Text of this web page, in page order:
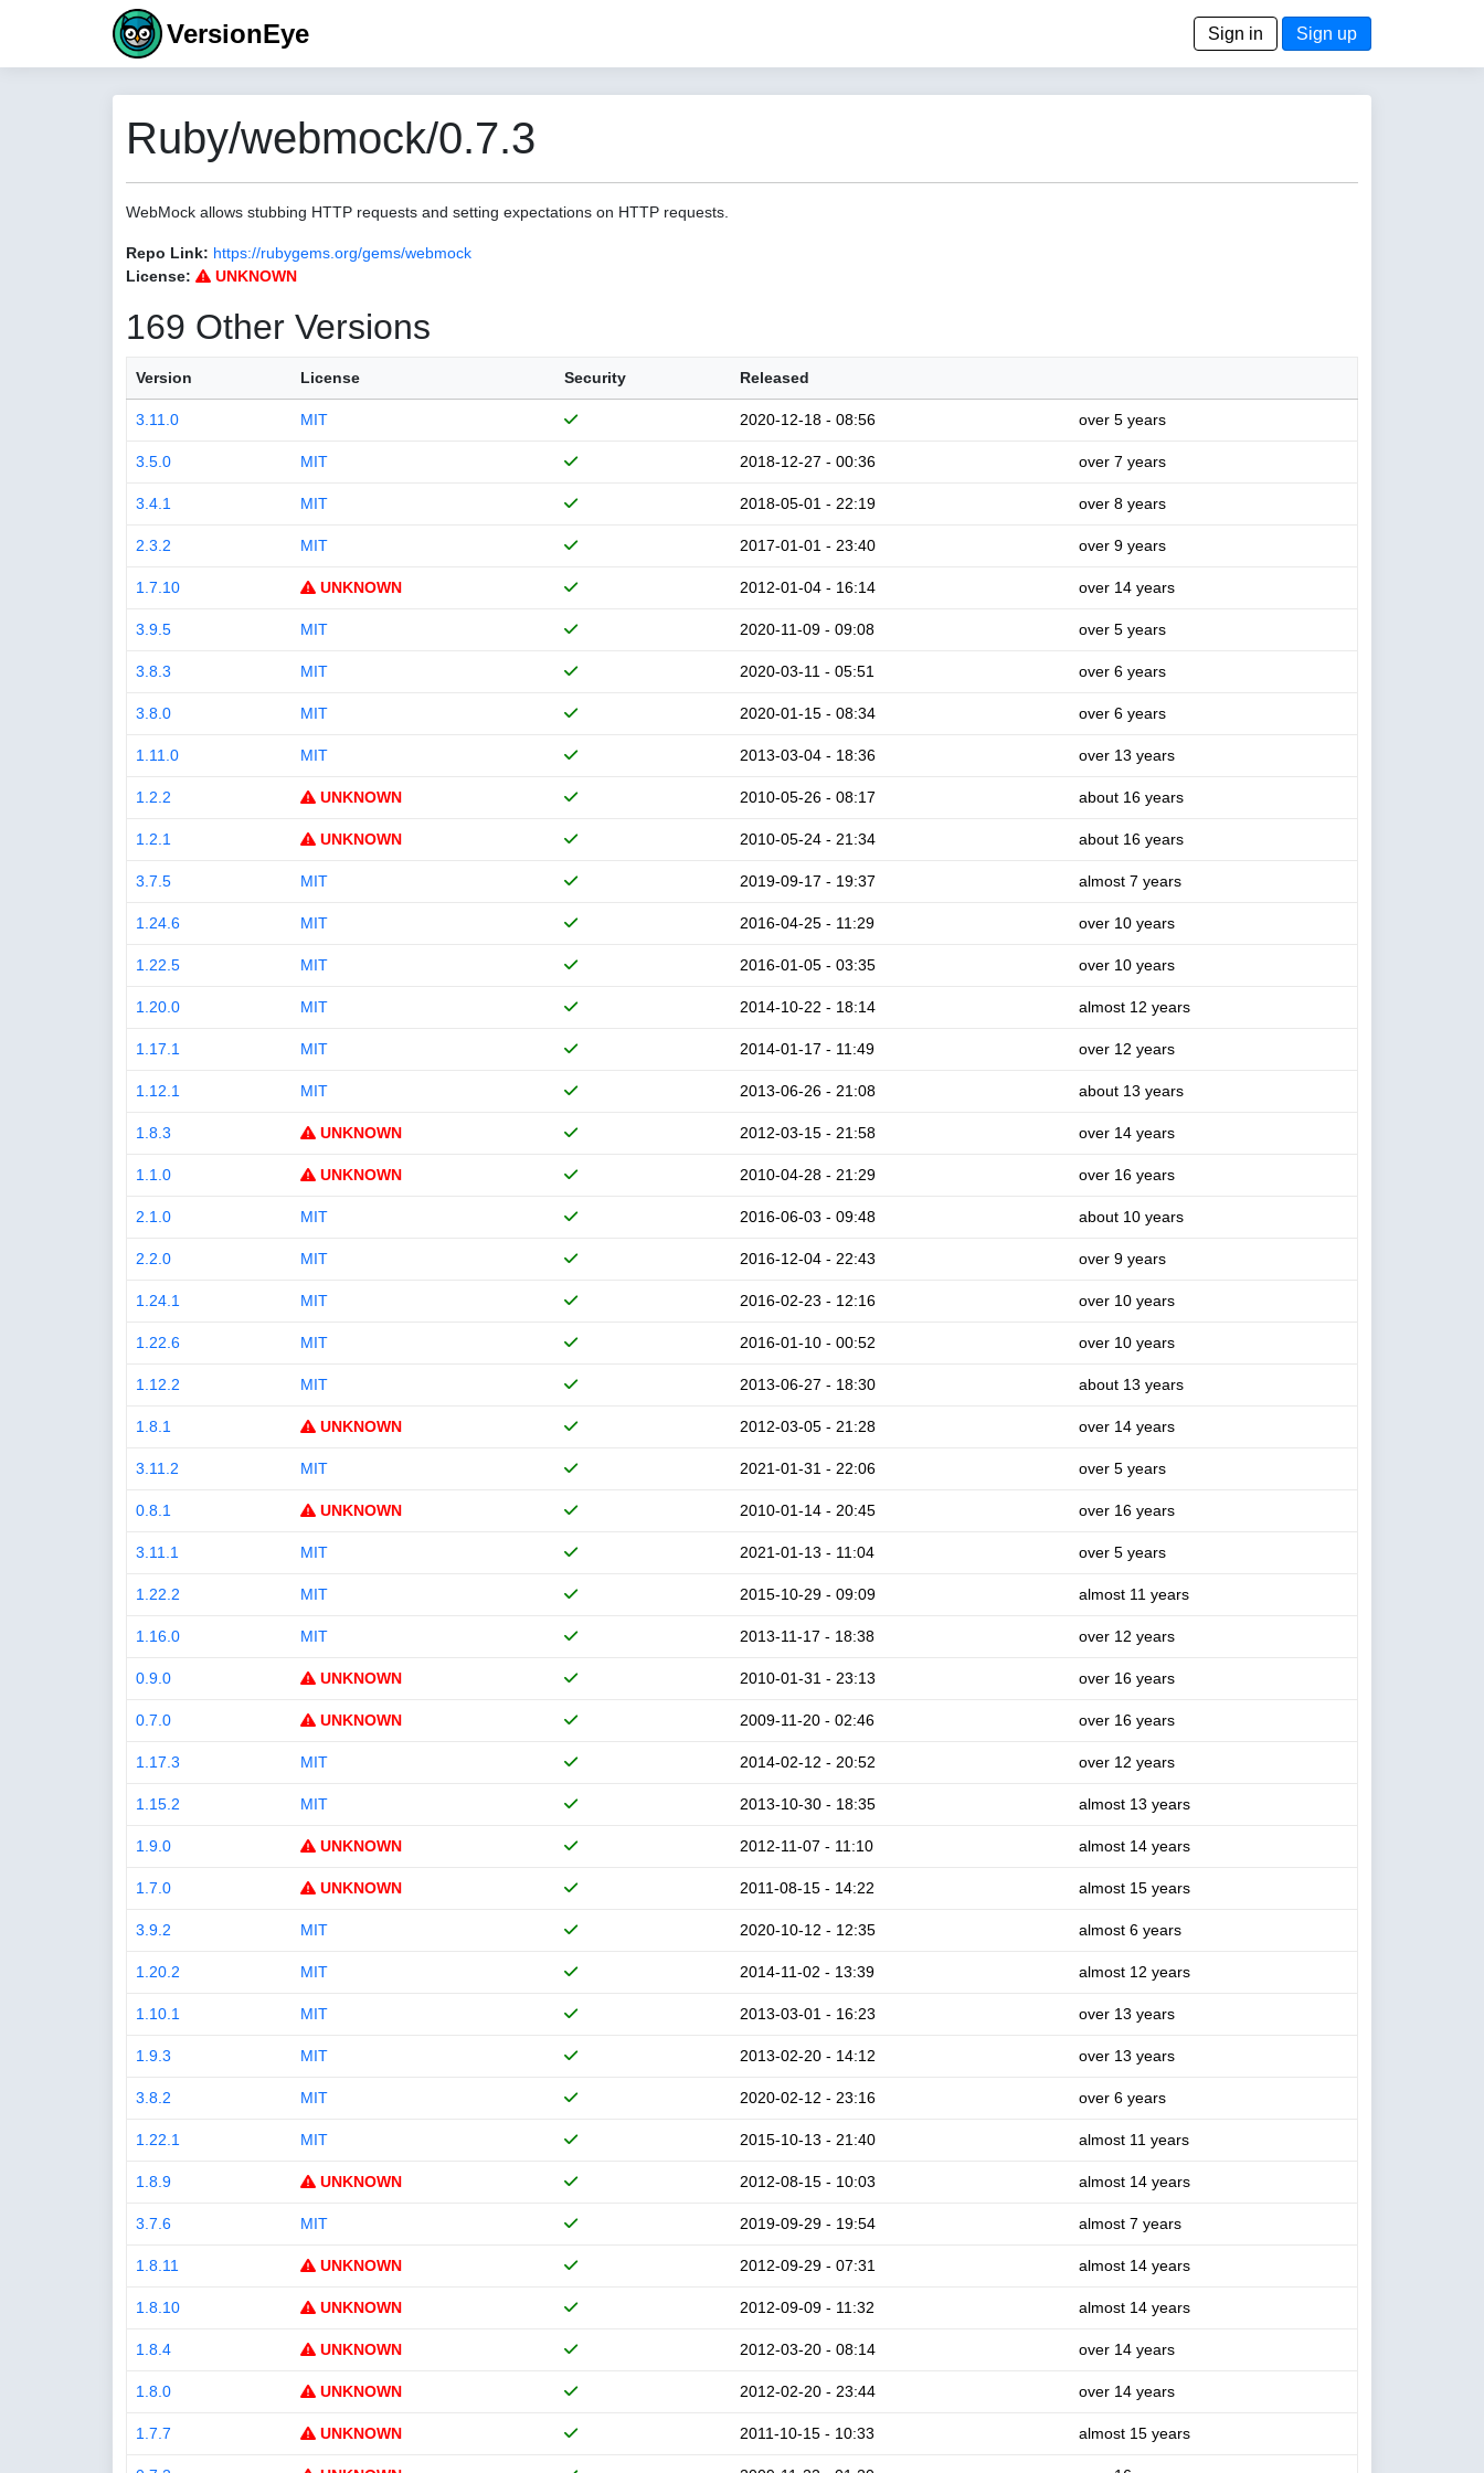
VersionEye Sign in Sign up
Ruby/webmock/0.7.3
WebMock allows stubbing HTTP requests and setting expectations on HTTP requests.
Repo Link: https://rubygems.org/gems/webmock
License:
UNKNOWN
169 Other Versions
Version License Security Released
3.11.0 MIT 2020-12-18 - 08:56 over 5 years
3.5.0 MIT 2018-12-27 - 00:36 over 7 years
3.4.1 MIT 2018-05-01 - 22:19 over 8 years
2.3.2 MIT 2017-01-01 - 23:40 over 9 years
1.7.10 UNKNOWN 2012-01-04 - 16:14 over 14 years
3.9.5 MIT 2020-11-09 - 09:08 over 5 years
3.8.3 MIT 2020-03-11 - 05:51 over 6 years
3.8.0 MIT 2020-01-15 - 08:34 over 6 years
1.11.0 MIT 2013-03-04 - 18:36 over 13 years
1.2.2 UNKNOWN 2010-05-26 - 08:17 about 16 years
1.2.1 UNKNOWN 2010-05-24 - 21:34 about 16 years
3.7.5 MIT 2019-09-17 - 19:37 almost 7 years
1.24.6 MIT 2016-04-25 - 11:29 over 10 years
1.22.5 MIT 2016-01-05 - 03:35 over 10 years
1.20.0 MIT 2014-10-22 - 18:14 almost 12 years
1.17.1 MIT 2014-01-17 - 11:49 over 12 years
1.12.1 MIT 2013-06-26 - 21:08 about 13 years
1.8.3 UNKNOWN 2012-03-15 - 21:58 over 14 years
1.1.0 UNKNOWN 2010-04-28 - 21:29 over 16 years
2.1.0 MIT 2016-06-03 - 09:48 about 10 years
2.2.0 MIT 2016-12-04 - 22:43 over 9 years
1.24.1 MIT 2016-02-23 - 12:16 over 10 years
1.22.6 MIT 2016-01-10 - 00:52 over 10 years
1.12.2 MIT 2013-06-27 - 18:30 about 13 years
1.8.1 UNKNOWN 2012-03-05 - 21:28 over 14 years
3.11.2 MIT 2021-01-31 - 22:06 over 5 years
0.8.1 UNKNOWN 2010-01-14 - 20:45 over 16 years
3.11.1 MIT 2021-01-13 - 11:04 over 5 years
1.22.2 MIT 2015-10-29 - 09:09 almost 11 years
1.16.0 MIT 2013-11-17 - 18:38 over 12 years
0.9.0 UNKNOWN 2010-01-31 - 23:13 over 16 years
0.7.0 UNKNOWN 2009-11-20 - 02:46 over 16 years
1.17.3 MIT 2014-02-12 - 20:52 over 12 years
1.15.2 MIT 2013-10-30 - 18:35 almost 13 years
1.9.0 UNKNOWN 2012-11-07 - 11:10 almost 14 years
1.7.0 UNKNOWN 2011-08-15 - 14:22 almost 15 years
3.9.2 MIT 2020-10-12 - 12:35 almost 6 years
1.20.2 MIT 2014-11-02 - 13:39 almost 12 years
1.10.1 MIT 2013-03-01 - 16:23 over 13 years
1.9.3 MIT 2013-02-20 - 14:12 over 13 years
3.8.2 MIT 2020-02-12 - 23:16 over 6 years
1.22.1 MIT 2015-10-13 - 21:40 almost 11 years
1.8.9 UNKNOWN 2012-08-15 - 10:03 almost 14 years
3.7.6 MIT 2019-09-29 - 19:54 almost 7 years
1.8.11 UNKNOWN 2012-09-29 - 07:31 almost 14 years
1.8.10 UNKNOWN 2012-09-09 - 11:32 almost 14 years
1.8.4 UNKNOWN 2012-03-20 - 08:14 over 14 years
1.8.0 UNKNOWN 2012-02-20 - 23:44 over 14 years
1.7.7 UNKNOWN 2011-10-15 - 10:33 almost 15 years